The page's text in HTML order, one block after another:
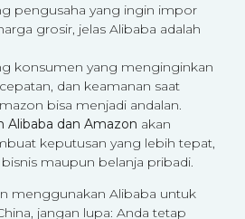
pengusaha yang ingin impor
grosir, jelas Alibaba adalah
konsumen yang menginginkan
dan keamanan saat
bisa menjadi andalan.
Alibaba dan Amazon akan
keputusan yang lebih tepat,
maupun belanja pribadi.
menggunakan Alibaba untuk
jangan lupa: Anda tetap